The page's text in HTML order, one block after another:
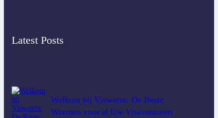
Latest Posts
Welkom bij Visworm: De Beste
Wormen voor al Uw Visavonturen